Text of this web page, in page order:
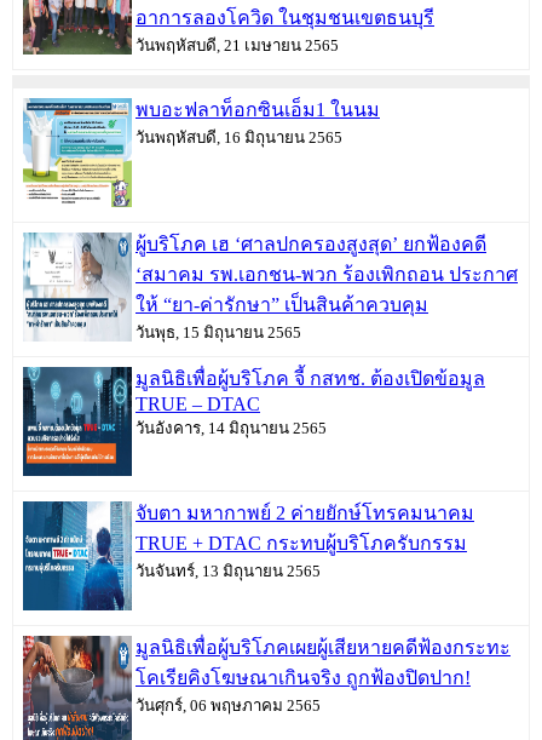
อาการลองโควิด ในชุมชนเขตธนบุรี
วันพฤหัสบดี, 21 เมษายน 2565
พบอะฟลาท็อกซินเอ็ม1 ในนม
วันพฤหัสบดี, 16 มิถุนายน 2565
ผู้บริโภค เฮ ‘ศาลปกครองสูงสุด’ ยกฟ้องคดี
‘สมาคม รพ.เอกชน-พวก ร้องเพิกถอน ประกาศ
ให้ “ยา-ค่ารักษา” เป็นสินค้าควบคุม
วันพุธ, 15 มิถุนายน 2565
มูลนิธิเพื่อผู้บริโภค จี้ กสทช. ต้องเปิดข้อมูล
TRUE – DTAC
วันอังคาร, 14 มิถุนายน 2565
จับตา มหากาพย์ 2 ค่ายยักษ์โทรคมนาคม
TRUE + DTAC กระทบผู้บริโภครับกรรม
วันจันทร์, 13 มิถุนายน 2565
มูลนิธิเพื่อผู้บริโภคเผยผู้เสียหายคดีฟ้องกระทะ
โคเรียคิงโฆษณาเกินจริง ถูกฟ้องปิดปาก!
วันศุกร์, 06 พฤษภาคม 2565